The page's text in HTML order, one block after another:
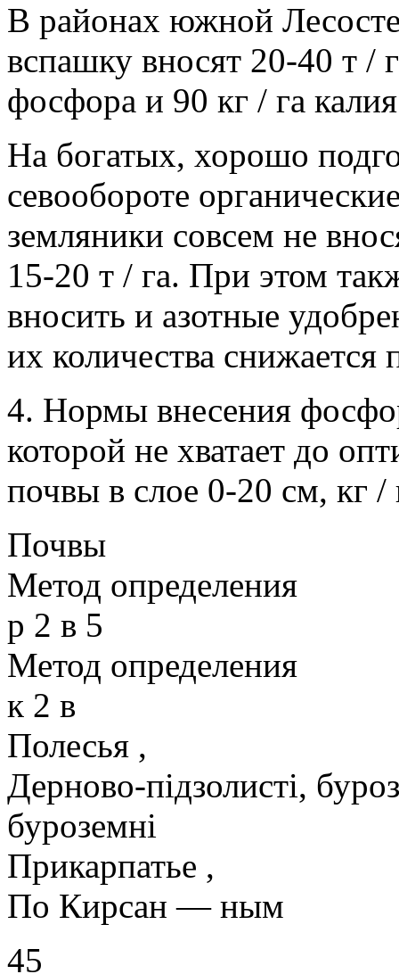
В районах южной
вспашку вносят 20-40 т /
фосфора и 90 кг / га
На богатых, хорошо
севообороте
земляники совсем не
15-20 т / га. При этом
вносить и азотные
их количества
4. Нормы внесения
которой не хватает до
почвы в слое 0-20 см, кг /
Почвы
Метод определения
р 2 в 5
Метод определения
к 2 в
Полесья ,
Дерново-підзолисті,
буроземні
Прикарпатье ,
По Кирсан — ным
45